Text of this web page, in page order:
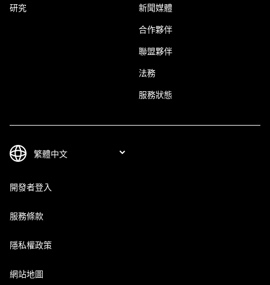
研究 新聞媒體
合作夥伴
聯盟夥伴
法務
服務狀態
開發者登入
服務條款
隱私權政策
網站地圖